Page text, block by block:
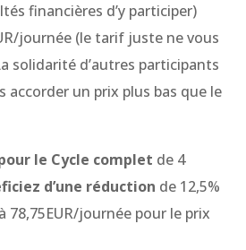
financières d’y participer)
journée (le tarif juste ne vous
solidarité d’autres participants
accorder un prix plus bas que le
le Cycle complet de 4
d’une réduction de 12,5%
78,75EUR/journée pour le prix